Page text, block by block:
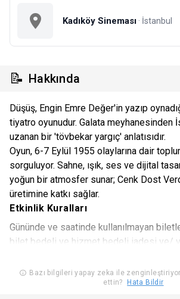
Kadıköy Sineması · İstanbul
📝 Hakkında
Düşüş, Engin Emre Değer'in yazıp
tiyatro oyunudur. Galata meyhanesinden
uzanan bir 'tövbekar yargıç' anlatısıdır.
Oyun, 6-7 Eylül 1955 olaylarına dair
sorguluyor. Sahne, ışık, ses ve dijital
yoğun bir atmosfer sunar; Cenk Dost
üretimine katkı sağlar.
Etkinlik Kuralları
Gününde ve saatinde kullanılmayan
bilet bedeli ve hizmet bedeli iadesi ve/
biletlerin iadesi için Biletinial’dan talepte
Biletiniz mücbir sebep ya da etkinliğin
Bazı bilgileri yapay zeka ile
ettin?
Hata Bildir